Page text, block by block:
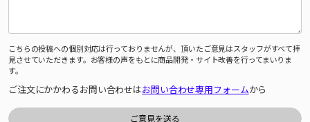
こちらの投稿への個別対応は行っておりませんが、頂いたご意見はスタッフがすべて拝
見させていただきます。お客様の声をもとに商品開発・サイト改善を行ってまいりま
す。
ご注文にかかわるお問い合わせはお問い合わせ専用フォームから